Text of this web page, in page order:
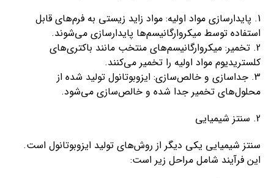
1. پایدارسازی مواد اولیه: مواد زاید زیستی به فرم‌های قابل
استفاده توسط میکروارگانیسم‌ها پایدارسازی می‌شوند.
2. تخمیر: میکروارگانیسم‌های منتخب مانند باکتری‌های
کلستریدیوم مواد اولیه را تخمیر می‌کنند.
3. جداسازی و خالص‌سازی: ایزوبوتانول تولید شده از
محلول‌های تخمیر جدا شده و خالص‌سازی می‌شود.
2. سنتز شیمیایی
سنتز شیمیایی یکی دیگر از روش‌های تولید ایزوبوتانول است.
این فرآیند شامل مراحل زیر است: